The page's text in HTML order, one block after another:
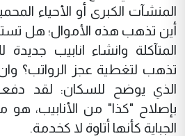
المنشآت الكبرى أو الأحياء
أين تذهب هذه الأموال؛ هل
المتآكلة وانشاء انابيب
تذهب لتغطية عجز الرواتب؟ وان
الذي يوضح للسكان: لقد
بإصلاح "كذا" من الأنابيب،
الجباية كأنها أتاوة لا كخدمة.